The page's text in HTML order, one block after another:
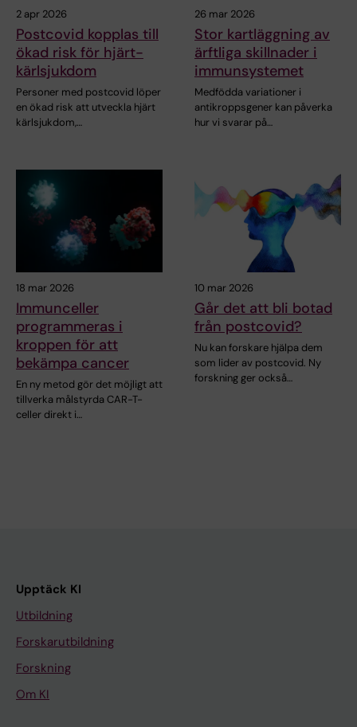
2 apr 2026
Postcovid kopplas till
ökad risk för hjärt-
kärlsjukdom
Personer med postcovid löper
en ökad risk att utveckla hjärt
kärlsjukdom,…
26 mar 2026
Stor kartläggning av
ärftliga skillnader i
immunsystemet
Medfödda variationer i
antikroppsgener kan påverka
hur vi svarar på…
18 mar 2026
Immunceller
programmeras i
kroppen för att
bekämpa cancer
En ny metod gör det möjligt att
tillverka målstyrda CAR-T-
celler direkt i…
10 mar 2026
Går det att bli botad
från postcovid?
Nu kan forskare hjälpa dem
som lider av postcovid. Ny
forskning ger också…
Upptäck KI
Utbildning
Forskarutbildning
Forskning
Om KI